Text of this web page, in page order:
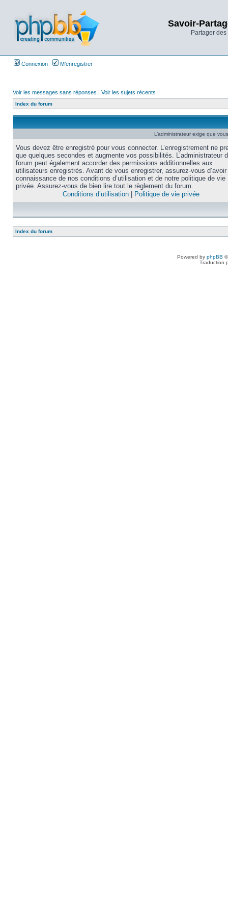
Savoir-
Partager
Connexion M’enregistrer
Voir les messages sans réponses | Voir les sujets récents
Index du forum
L’administrateur exige que
Vous devez être enregistré pour vous connecter. L’enregistrement ne
que quelques secondes et augmente vos possibilités. L’administrateur
forum peut également accorder des permissions additionnelles aux
utilisateurs enregistrés. Avant de vous enregistrer, assurez-vous
connaissance de nos conditions d’utilisation et de notre politique de vie
privée. Assurez-vous de bien lire tout le règlement du forum.
Conditions d’utilisation
Politique de vie privée
Index du forum
Powered by phpBB
Traduction